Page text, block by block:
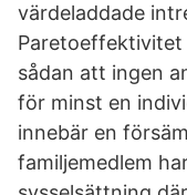
värdeladdade
sådan att ingen
för minst en
innebär en
familjemedlem